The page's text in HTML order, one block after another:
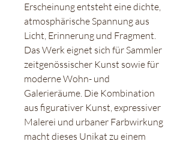
Erscheinung entsteht eine dichte,
atmosphärische Spannung aus
Licht, Erinnerung und Fragment.
Das Werk eignet sich für Sammler
zeitgenössischer Kunst sowie für
moderne Wohn- und
Galerieräume. Die Kombination
aus figurativer Kunst, expressiver
Malerei und urbaner Farbwirkung
macht dieses Unikat zu einem